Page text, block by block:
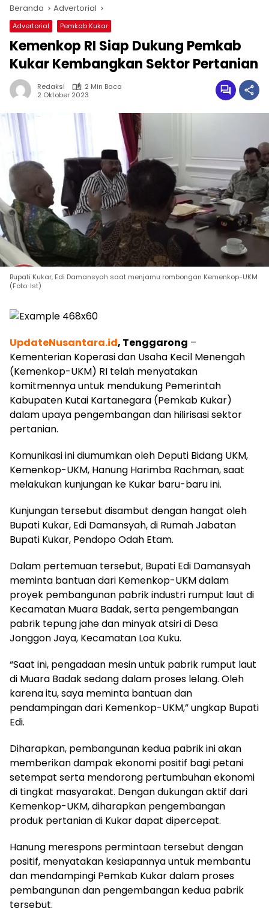
Beranda Advertorial
Advertorial Pemkab Kukar
Kemenkop RI Siap Dukung Pemkab
Kukar Kembangkan Sektor Pertanian
Redaksi
2 Min Baca
2 Oktober 2023
Bupati Kukar, Edi Damansyah saat menjamu rombongan Kemenkop-UKM
(Foto: Ist)
UpdateNusantara.id, Tenggarong –
Kementerian Koperasi dan Usaha Kecil Menengah
(Kemenkop-UKM) RI telah menyatakan
komitmennya untuk mendukung Pemerintah
Kabupaten Kutai Kartanegara (Pemkab Kukar)
dalam upaya pengembangan dan hilirisasi sektor
pertanian.
Komunikasi ini diumumkan oleh Deputi Bidang UKM,
Kemenkop-UKM, Hanung Harimba Rachman, saat
melakukan kunjungan ke Kukar baru-baru ini.
Kunjungan tersebut disambut dengan hangat oleh
Bupati Kukar, Edi Damansyah, di Rumah Jabatan
Bupati Kukar, Pendopo Odah Etam.
Dalam pertemuan tersebut, Bupati Edi Damansyah
meminta bantuan dari Kemenkop-UKM dalam
proyek pembangunan pabrik industri rumput laut di
Kecamatan Muara Badak, serta pengembangan
pabrik tepung jahe dan minyak atsiri di Desa
Jonggon Jaya, Kecamatan Loa Kuku.
“Saat ini, pengadaan mesin untuk pabrik rumput laut
di Muara Badak sedang dalam proses lelang. Oleh
karena itu, saya meminta bantuan dan
pendampingan dari Kemenkop-UKM,” ungkap Bupati
Edi.
Diharapkan, pembangunan kedua pabrik ini akan
memberikan dampak ekonomi positif bagi petani
setempat serta mendorong pertumbuhan ekonomi
di tingkat masyarakat. Dengan dukungan aktif dari
Kemenkop-UKM, diharapkan pengembangan
produk pertanian di Kukar dapat dipercepat.
Hanung merespons permintaan tersebut dengan
positif, menyatakan kesiapannya untuk membantu
dan mendampingi Pemkab Kukar dalam proses
pembangunan dan pengembangan kedua pabrik
tersebut.